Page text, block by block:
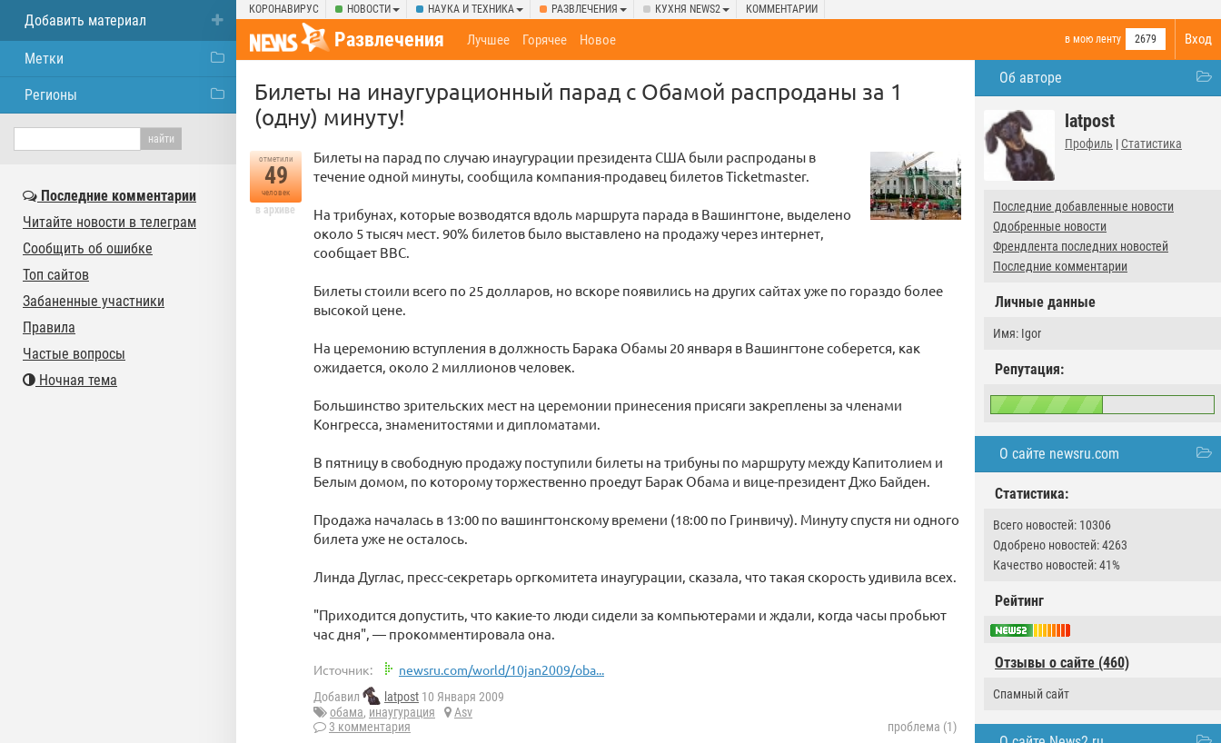
КОРОНАВИРУС НОВОСТИ НАУКА И ТЕХНИКА РАЗВЛЕЧЕНИЯ КУХНЯ NEWS2 КОММЕНТАРИИ
Вход
Развлечения в мою ленту 2679
Лучшее Горячее Новое
Об авторе
latpost
Профиль | Статистика
Последние добавленные новости
Одобренные новости
Френдлента последних новостей
Последние комментарии
Личные данные
Имя: Igor
Репутация:
О сайте newsru.com
Статистика:
Всего новостей: 10306
Одобрено новостей: 4263
Качество новостей: 41%
Рейтинг
Отзывы о сайте (460)
Спамный сайт
Билеты на инаугурационный парад с Обамой распроданы за 1
(одну) минуту!
отметили
49
человек
в архиве
Билеты на парад по случаю инаугурации президента США были распроданы в
течение одной минуты, сообщила компания-продавец билетов Ticketmaster.
На трибунах, которые возводятся вдоль маршрута парада в Вашингтоне, выделено
около 5 тысяч мест. 90% билетов было выставлено на продажу через интернет,
сообщает ВВС.
Билеты стоили всего по 25 долларов, но вскоре появились на других сайтах уже по гораздо более
высокой цене.
На церемонию вступления в должность Барака Обамы 20 января в Вашингтоне соберется, как
ожидается, около 2 миллионов человек.
Большинство зрительских мест на церемонии принесения присяги закреплены за членами
Конгресса, знаменитостями и дипломатами.
В пятницу в свободную продажу поступили билеты на трибуны по маршруту между Капитолием и
Белым домом, по которому торжественно проедут Барак Обама и вице-президент Джо Байден.
Продажа началась в 13:00 по вашингтонскому времени (18:00 по Гринвичу). Минуту спустя ни одного
билета уже не осталось.
Линда Дуглас, пресс-секретарь оргкомитета инаугурации, сказала, что такая скорость удивила всех.
"Приходится допустить, что какие-то люди сидели за компьютерами и ждали, когда часы пробьют
час дня", — прокомментировала она.
Источник: newsru.com/world/10jan2009/oba...
Добавил latpost 10 Января 2009
обама, инаугурация
Asv
3 комментария
проблема (1)
Добавить материал
Метки
Регионы
Последние комментарии
Читайте новости в телеграм
Сообщить об ошибке
Топ сайтов
Забаненные участники
Правила
Частые вопросы
Ночная тема